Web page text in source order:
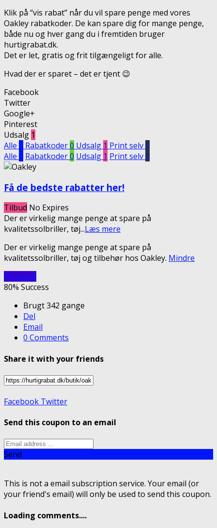
Klik på “vis rabat” når du vil spare penge med vores
Oakley rabatkoder. De kan spare dig for mange penge,
både nu og hver gang du i fremtiden bruger
hurtigrabat.dk.
Det er let, gratis og frit tilgængeligt for alle.
Hvad der er sparet – det er tjent 😉
Facebook
Twitter
Google+
Pinterest
Udsalg 1
Alle
Rabatkoder0 Udsalg 1 Print selv0
Alle
Rabatkoder0 Udsalg 1 Print selv0
Få de bedste rabatter her!
Tilbud No Expires
Der er virkelig mange penge at spare på
kvalitetssolbriller, tøj...Læs mere
Der er virkelig mange penge at spare på
kvalitetssolbriller, tøj og tilbehør hos Oakley. Mindre
Vis rabat
80% Success
Brugt 342 gange
Del
Email
0 Comments
Share it with your friends
Facebook Twitter
Send this coupon to an email
Send
This is not a email subscription service. Your email (or
your friend's email) will only be used to send this coupon.
Loading comments....